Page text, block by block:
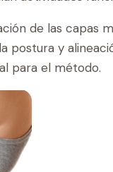
de las capas
y
para el método.